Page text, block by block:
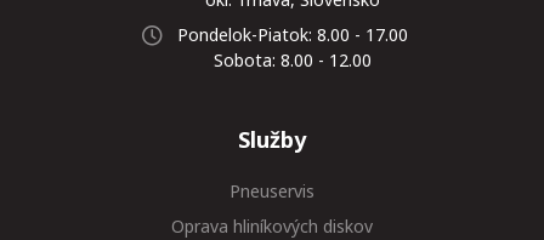
Pondelok-Piatok: 8.00 - 17.00
Sobota: 8.00 - 12.00
Služby
Pneuservis
Oprava hliníkových diskov